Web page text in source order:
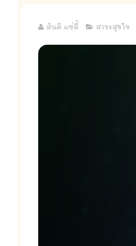
สันติ แซ่ลี้ สาระสุขใจ